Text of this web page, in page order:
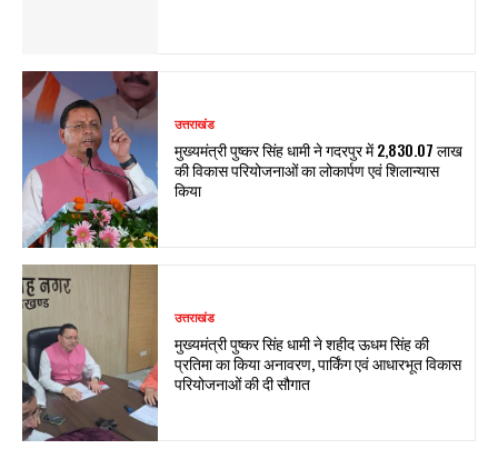
उत्तराखंड
मुख्यमंत्री पुष्कर सिंह धामी ने गदरपुर में ₹2,830.07 लाख
की विकास परियोजनाओं का लोकार्पण एवं शिलान्यास
किया
उत्तराखंड
मुख्यमंत्री पुष्कर सिंह धामी ने शहीद ऊधम सिंह की
प्रतिमा का किया अनावरण, पार्किंग एवं आधारभूत विकास
परियोजनाओं की दी सौगात